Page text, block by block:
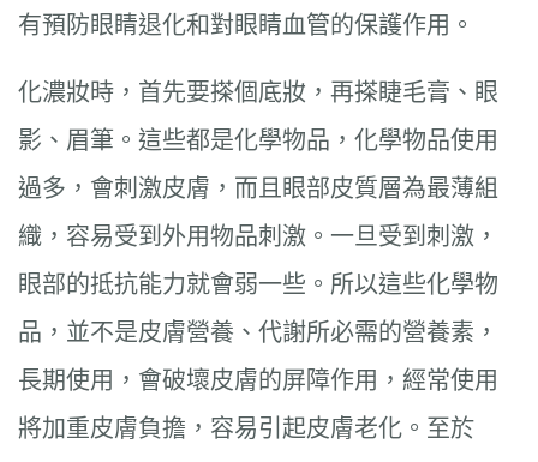
有預防眼睛退化和對眼睛血管的保護作用。
化濃妝時，首先要搽個底妝，再搽睫毛膏、眼
影、眉筆。這些都是化學物品，化學物品使用
過多，會刺激皮膚，而且眼部皮質層為最薄組
織，容易受到外用物品刺激。一旦受到刺激，
眼部的抵抗能力就會弱一些。所以這些化學物
品，並不是皮膚營養、代謝所必需的營養素，
長期使用，會破壞皮膚的屏障作用，經常使用
將加重皮膚負擔，容易引起皮膚老化。至於